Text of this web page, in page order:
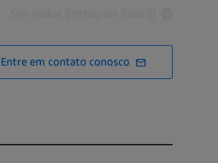
Entre em contato conosco